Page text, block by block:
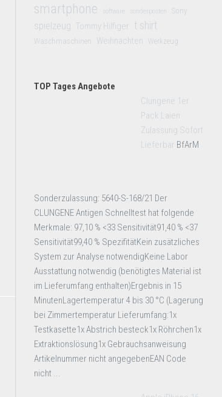
smartphone software sonderposten Sony
spielzeug Tommy Hilfiger t shirt
Waschmaschinen Weihnachten Werkzeug
TOP Tages Angebote
Clungene 1er
Pack Laien
Zulassung Sofort
Lieferbar BfArM
Sonderzulassung: 5640-S-168/21 Der
CLUNGENE Antigen Schnelltest hat folgende
Merkmale: 97,10 % <33 Sensitivität91,40 % <37
Sensitivität99,40 % SpezifitätKein zusätzliches
System zur Analyse notwendigKeine Labor
Ausstattung notwendig (benötigtes Material ist
im Lieferumfang enthalten)Ergebnis in 15
MinutenLagertemperatur 4 bis 30 °C (Lagerung
bei Zimmertemperatur Lieferumfang:1x
Testkasette1x Abstrich besteck1x Röhrchen1x
Extraktionslösung1x Gebrauchsanweisung
Artikelnummer nicht angegebenEAN Code
nicht ...